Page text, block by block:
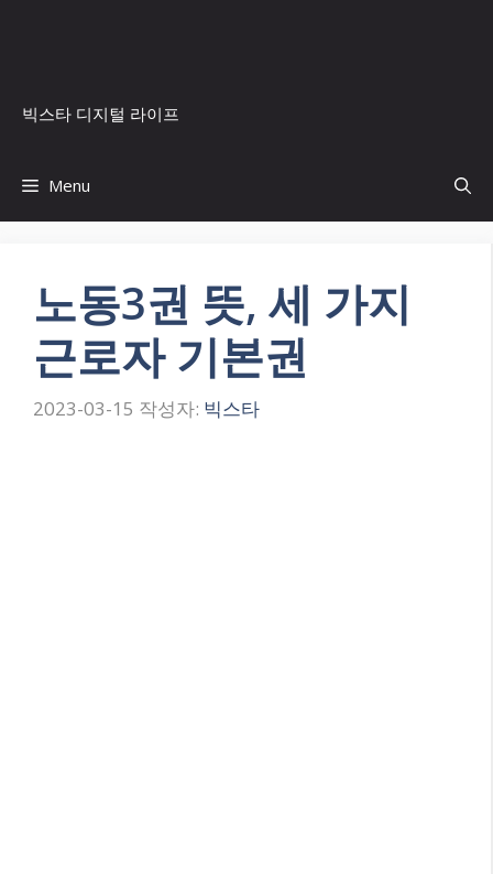
빅스타 디지털 라이프
Menu
노동3권 뜻, 세 가지
근로자 기본권
2023-03-15 작성자: 빅스타